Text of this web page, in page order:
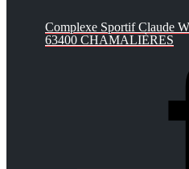
Complexe Sportif Claude
63400 CHAMALIÈRES